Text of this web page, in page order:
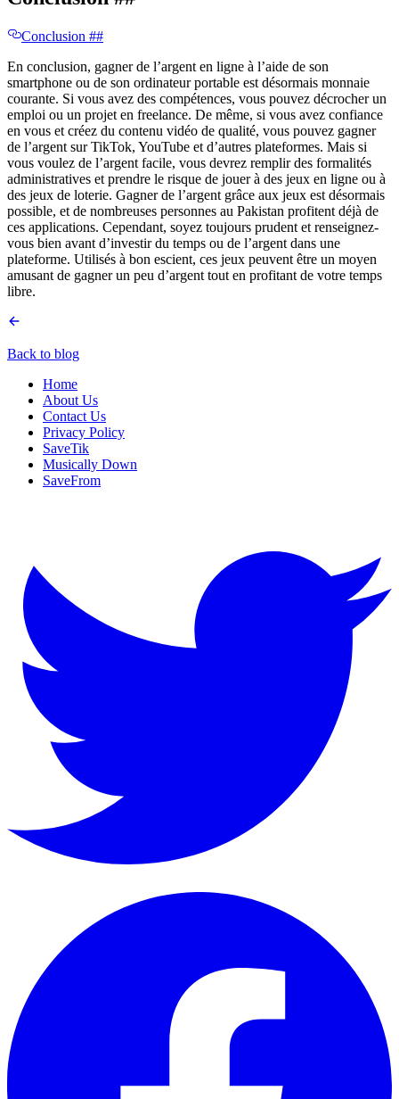
Conclusion ​​##
En conclusion, gagner de l’argent en ligne à l’aide de son
smartphone ou de son ordinateur portable est désormais monnaie
courante. Si vous avez des compétences, vous pouvez décrocher un
emploi ou un projet en freelance. De même, si vous avez confiance
en vous et créez du contenu vidéo de qualité, vous pouvez gagner
de l’argent sur TikTok, YouTube et d’autres plateformes. Mais si
vous voulez de l’argent facile, vous devrez remplir des formalités
administratives et prendre le risque de jouer à des jeux en ligne ou à
des jeux de loterie. Gagner de l’argent grâce aux jeux est désormais
possible, et de nombreuses personnes au Pakistan profitent déjà de
ces applications. Cependant, soyez toujours prudent et renseignez-
vous bien avant d’investir du temps ou de l’argent dans une
plateforme. Utilisés à bon escient, ces jeux peuvent être un moyen
amusant de gagner un peu d’argent tout en profitant de votre temps
libre.
Back to blog
Home
About Us
Contact Us
Privacy Policy
SaveTik
Musically Down
SaveFrom